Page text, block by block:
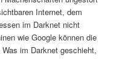
Internet, dem
im Darknet nicht
wie Google können die
im Darknet geschieht,